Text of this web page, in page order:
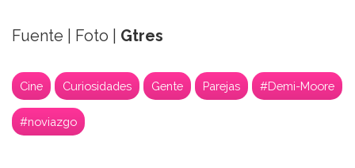
Fuente | Foto | Gtres
Cine Curiosidades Gente Parejas #Demi-Moore
#noviazgo